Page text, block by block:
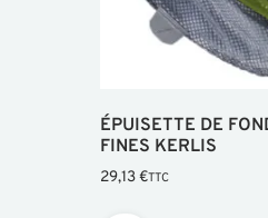
ÉPUISETTE DE
FINES KERLIS
29,13€TTC